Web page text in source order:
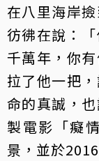
在八里海岸
彷彿在說：
千萬年，你
拉了他一把
命的真誠，
製電影「癡
景，並於